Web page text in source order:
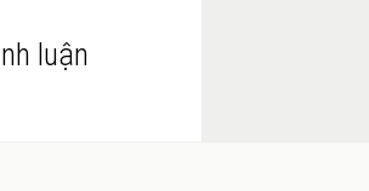
luận